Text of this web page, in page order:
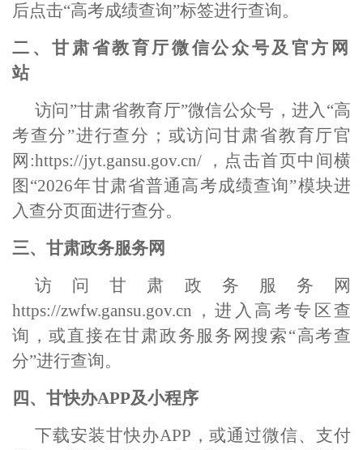
后点击“高考成绩查询”标签进行查询。
二、甘肃省教育厅微信公众号及官方网
站
访问”甘肃省教育厅”微信公众号，进入“高
考查分”进行查分；或访问甘肃省教育厅官
网 :https://jyt.gansu.gov.cn/
，点击首页中间横
图 “2026年甘肃省普通高考成绩查询”模块进
入查分页面进行查分。
三、甘肃政务服务网
访问甘肃政务服务网
https://zwfw.gansu.gov.cn，进入高考专区查
询，或直接在甘肃政务服务网搜索“高考查
分”进行查询。
四、甘快办APP及小程序
下载安装甘快办APP，或通过微信、支付